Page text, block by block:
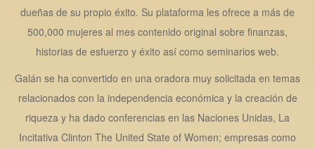
dueñas de su propio éxito. Su plataforma les ofrece a más de
500,000 mujeres al mes contenido original sobre finanzas,
historias de esfuerzo y éxito así como seminarios web.
Galán se ha convertido en una oradora muy solicitada en temas
relacionados con la independencia económica y la creación de
riqueza y ha dado conferencias en las Naciones Unidas, La
Incitativa Clinton The United State of Women; empresas como